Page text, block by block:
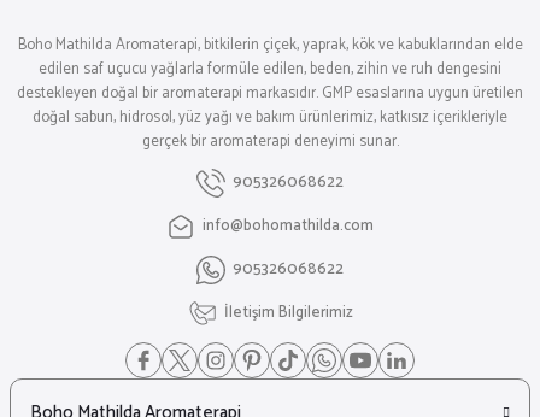
Boho Mathilda Aromaterapi, bitkilerin çiçek, yaprak, kök ve kabuklarından elde
edilen saf uçucu yağlarla formüle edilen, beden, zihin ve ruh dengesini
destekleyen doğal bir aromaterapi markasıdır. GMP esaslarına uygun üretilen
doğal sabun, hidrosol, yüz yağı ve bakım ürünlerimiz, katkısız içerikleriyle
gerçek bir aromaterapi deneyimi sunar.
905326068622
info@bohomathilda.com
905326068622
İletişim Bilgilerimiz